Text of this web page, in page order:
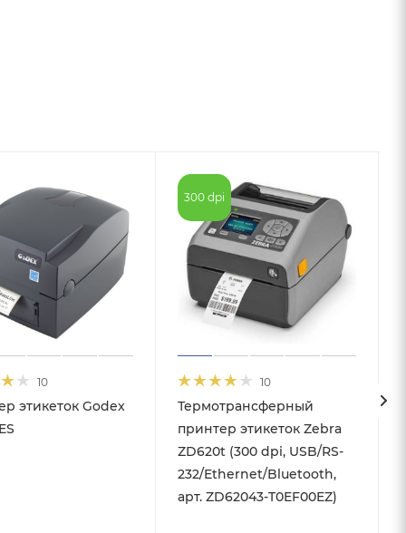
10
этикеток Godex
300 dpi
10
Термотрансферный
принтер этикеток Zebra
ZD620t (300 dpi, USB/RS-
232/Ethernet/Bluetooth,
арт. ZD62043-T0EF00EZ)